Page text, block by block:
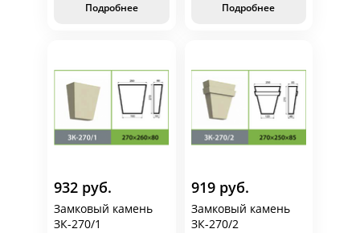
Подробнее Подробнее
932 руб.
Замковый камень
ЗК-270/1
919 руб.
Замковый камень
ЗК-270/2